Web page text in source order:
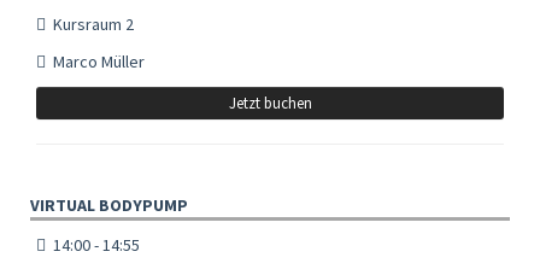
Kursraum 2
Marco Müller
Jetzt buchen
VIRTUAL BODYPUMP
14:00 - 14:55